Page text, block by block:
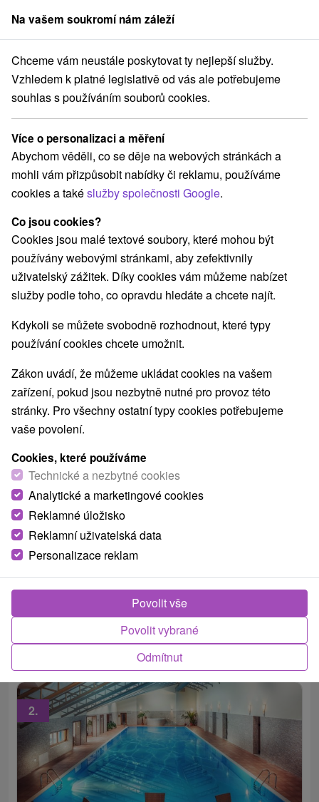
člen skupinySorger
Rodinné pobyty Stredné Slovensko Žilinský kraj
Rodinné pobyty Jasná
Kategorie
Všechny kategorie
Pobyty v akci(10)
Wellness pobyty(11) Víkendové pobyty(12)
Romantické pobyty
Rodinné pobyty(11)
Vyberte lokalitu nebo termín
Nejprodávanější
1.
Rodinný ráj v oblíbeném hotelu v Jasné:
Celodenní animace, wellness, lanovky &
aquaparky
Od 1 Noci
Snídaně, Polopenze
Užijte si pobyt a získejte skipasy/lístky na lanovky
do středisek Jasná a Vysoké Tatry a vstupy do
vodních parků pro každou osobu (počet...
2.
Na vašem soukromí nám záleží
Chceme vám neustále poskytovat ty nejlepší služby.
Vzhledem k platné legislativě od vás ale potřebujeme
souhlas s používáním souborů cookies.
Více o personalizaci a měření
Abychom věděli, co se děje na webových stránkách a
mohli vám přizpůsobit nabídky či reklamu, používáme
cookies a takéslužby společnosti Google.
Co jsou cookies?
Cookies jsou malé textové soubory, které mohou být
používány webovými stránkami, aby zefektivnily
uživatelský zážitek. Díky cookies vám můžeme nabízet
služby podle toho, co opravdu hledáte a chcete najít.
Kdykoli se můžete svobodně rozhodnout, které typy
používání cookies chcete umožnit.
Zákon uvádí, že můžeme ukládat cookies na vašem
zařízení, pokud jsou nezbytně nutné pro provoz této
stránky. Pro všechny ostatní typy cookies potřebujeme
vaše povolení.
Cookies, které používáme
Technické a nezbytné cookies
Analytické a marketingové cookies
Reklamné úložisko
Reklamní uživatelská data
Personalizace reklam
Odmítnut
Povolit vybrané
Povolit vše